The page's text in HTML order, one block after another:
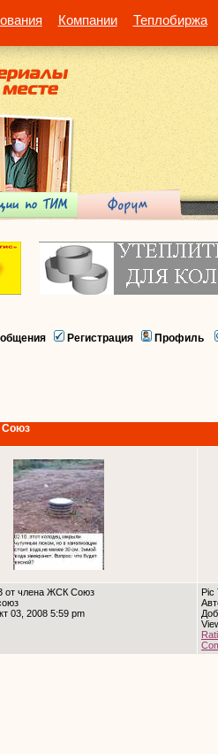
Компании Теплобиржа
Регистрация Профиль
Союз
от члена ЖСК Союз
03, 2008 5:59 pm
Pic